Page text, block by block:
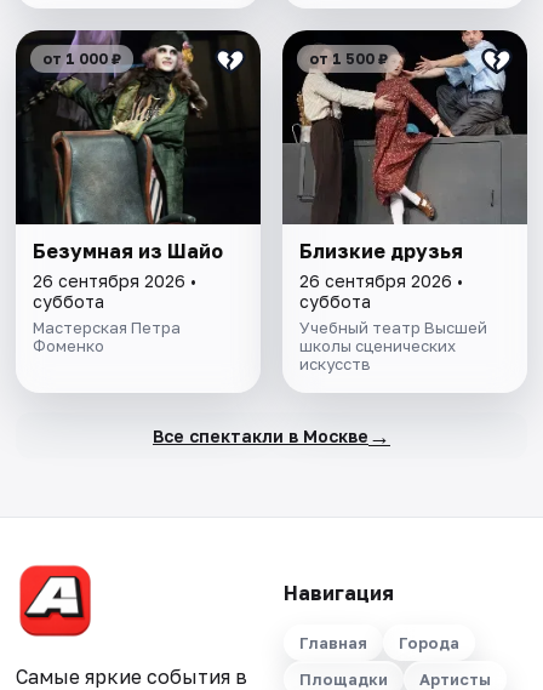
от 1 000 ₽
Безумная из Шайо
26 сентября 2026 •
суббота
Мастерская Петра
Фоменко
от 1 500 ₽
Близкие друзья
26 сентября 2026 •
суббота
Учебный театр Высшей
школы сценических
искусств
Все спектакли в Москве →
Самые яркие события в
Навигация
Главная
Города
Площадки
Артисты